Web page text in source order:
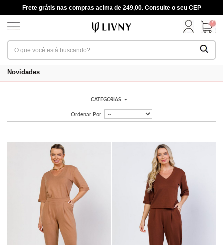
Frete grátis nas compras acima de 249,00. Consulte o seu CEP
0
Novidades
CATEGORIAS
Ordenar Por